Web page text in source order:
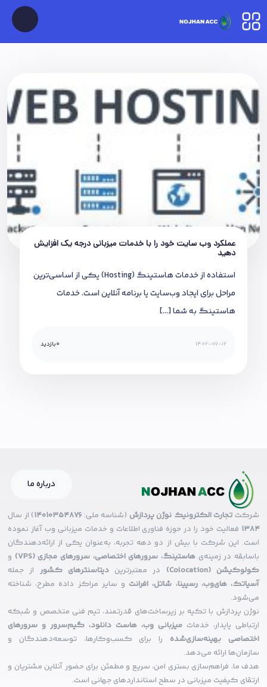
عملکرد وب سایت خود را با خدمات میزبانی درجه یک افزایش
دهید
استفاده از خدمات هاستینگ (Hosting) یکی از اساسی‌ترین
مراحل برای ایجاد وب‌سایت یا برنامه آنلاین است. خدمات
هاستینگ به شما […]
1402-07-12
0بازدید
درباره ما
شرکت تجارت الکترونیک نوژن پردازش (شناسه ملی: 14010354876) از سال
۱۳۸۴ فعالیت خود را در حوزه فناوری اطلاعات و خدمات میزبانی وب آغاز نموده
است. این شرکت با بیش از دو دهه تجربه، به‌عنوان یکی از ارائه‌دهندگان
باسابقه در زمینه‌ی هاستینگ، سرورهای اختصاصی، سرورهای مجازی (VPS)
و
کولوکیشن (Colocation)
در معتبرتریندیتاسنترهای کشور از جمله
آسیاتک، های‌وب، رسپینا، شاتل، افرانت و سایر مراکز داده مطرح، شناخته
می‌شود.
نوژن پردازش با تکیه بر زیرساخت‌های قدرتمند، تیم فنی متخصص و شبکه
ارتباطی پایدار، خدمات میزبانی وب، هاست دانلود، گیم‌سرور و سرورهای
اختصاصی بهینه‌سازی‌شده را برای کسب‌وکارها، توسعه‌دهندگان و
سازمان‌ها ارائه می‌دهد.
هدف ما، فراهم‌سازی بستری امن، سریع و مطمئن برای حضور آنلاین مشتریان و
ارتقای کیفیت میزبانی در سطح استانداردهای جهانی است.